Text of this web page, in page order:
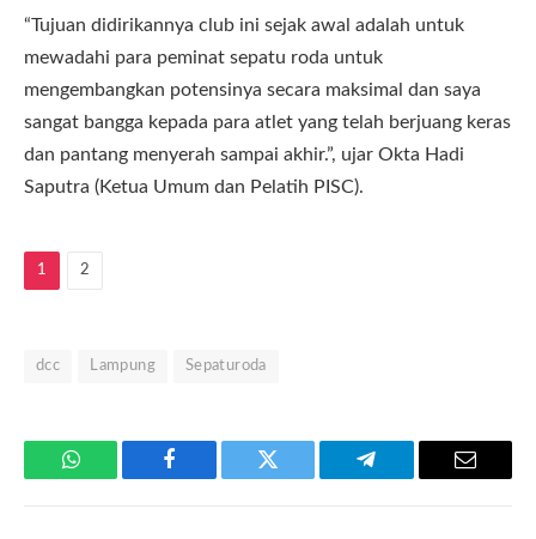
“Tujuan didirikannya club ini sejak awal adalah untuk
mewadahi para peminat sepatu roda untuk
mengembangkan potensinya secara maksimal dan saya
sangat bangga kepada para atlet yang telah berjuang keras
dan pantang menyerah sampai akhir.”, ujar Okta Hadi
Saputra (Ketua Umum dan Pelatih PISC).
1 2
dcc Lampung Sepaturoda
WhatsApp Facebook Twitter Telegram Email